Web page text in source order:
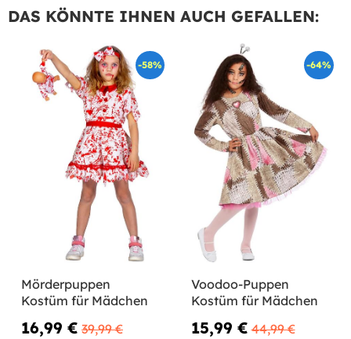
DAS KÖNNTE IHNEN AUCH GEFALLEN:
-58%
Mörderpuppen
Kostüm für Mädchen
16,99 € 39,99 €
-64%
Voodoo-Puppen
Kostüm für Mädchen
15,99 € 44,99 €